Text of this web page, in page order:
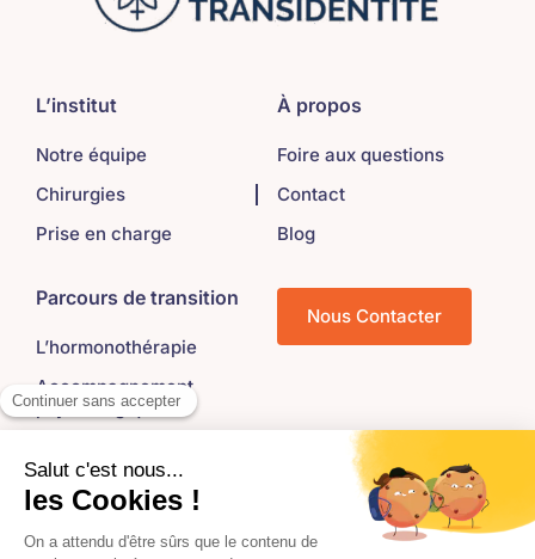
L’institut
Notre équipe
Chirurgies
Prise en charge
À propos
Foire aux questions
Contact
Blog
Parcours de transition
L’hormonothérapie
Accompagnement
psychologique
Kinésithérapie
Nous Contacter